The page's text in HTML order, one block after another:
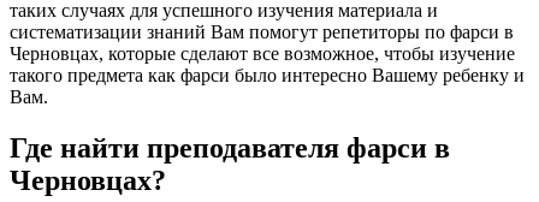
таких случаях для успешного изучения материала и
систематизации знаний Вам помогут репетиторы по фарси в
Черновцах, которые сделают все возможное, чтобы изучение
такого предмета как фарси было интересно Вашему ребенку и
Вам.
Где найти преподавателя фарси в
Черновцах?